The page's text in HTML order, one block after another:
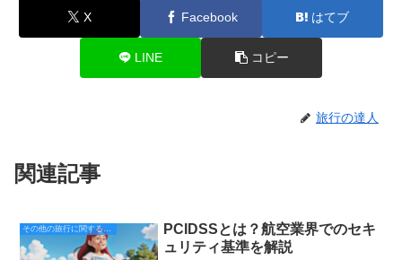
X Facebook はてブ
LINE コピー
旅行の達人
関連記事
その他の旅行に関する用語
PCIDSSとは？航空業界でのセキ
ュリティ基準を解説